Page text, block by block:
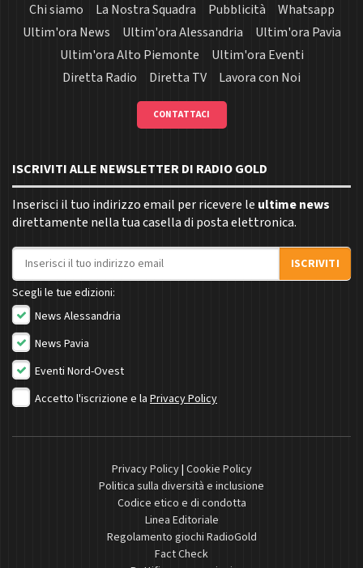
Chi siamo La Nostra Squadra Pubblicità
Whatsapp
Ultim'ora News
Ultim'ora Alessandria
Ultim'ora Pavia
Ultim'ora Alto Piemonte
Ultim'ora Eventi
Diretta Radio
Diretta TV Lavora con Noi
CONTATTACI
ISCRIVITI ALLE NEWSLETTER DI RADIO GOLD
Inserisci il tuo indirizzo email per ricevere le ultime news
direttamente nella tua casella di posta elettronica.
Indirizzo email
ISCRIVITI
Scegli le tue edizioni:
News Alessandria
News Pavia
Eventi Nord-Ovest
Accetto l'iscrizione e la Privacy Policy
Privacy Policy| Cookie Policy
Politica sulla diversità e inclusione
Codice etico e di condotta
Linea Editoriale
Regolamento giochi RadioGold
Fact Check